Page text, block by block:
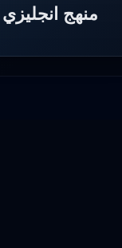
منهج انجليزي